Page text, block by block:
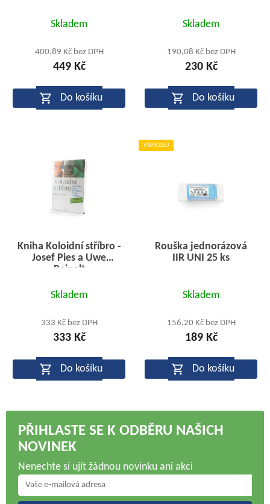
produktu
je
5,0
Skladem
400,89 Kč bez DPH
449 Kč
Do košíku
produktu
je
5,0
Skladem
190,08 Kč bez DPH
230 Kč
Do košíku
Kniha Koloidní stříbro -
Josef Pies a Uwe
Reinelt
produktu
je
5,0
z
hvězdiček.
Skladem
333 Kč bez DPH
333 Kč
Do košíku
VÝPRODEJ
Rouška jednorázová
IIR UNI 25 ks
Skladem
156,20 Kč bez DPH
189 Kč
Do košíku
PŘIHLASTE SE K ODBĚRU NAŠICH
NOVINEK
Nenechte si ujít žádnou novinku ani akci